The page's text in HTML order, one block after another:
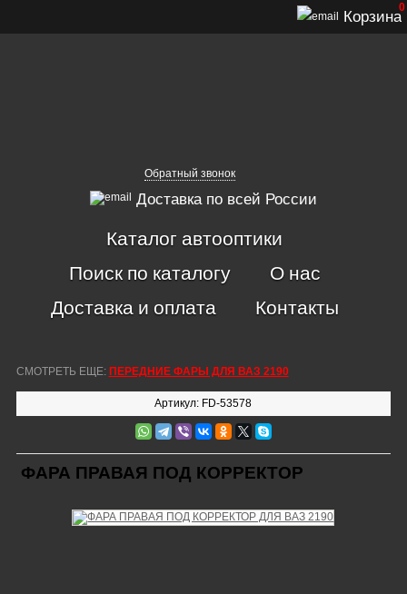
Обратный звонок
Доставка по всей России
Корзина
0
Каталог автооптики
Поиск по каталогу
О нас
Доставка и оплата
Контакты
СМОТРЕТЬ ЕЩЕ: ПЕРЕДНИЕ ФАРЫ ДЛЯ ВАЗ 2190
Артикул: FD-53578
ФАРА ПРАВАЯ ПОД КОРРЕКТОР